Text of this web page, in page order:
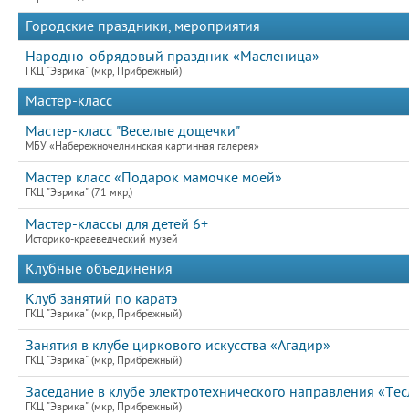
Городские праздники, мероприятия
Народно-обрядовый праздник «Масленица»
ГКЦ "Эврика" (мкр, Прибрежный)
Мастер-класс
Мастер-класс "Веселые дощечки"
МБУ «Набережночелнинская картинная галерея»
Мастер класс «Подарок мамочке моей»
ГКЦ "Эврика" (71 мкр,)
Мастер-классы для детей 6+
Историко-краеведческий музей
Клубные объединения
Клуб занятий по каратэ
ГКЦ "Эврика" (мкр, Прибрежный)
Занятия в клубе циркового искусства «Агадир»
ГКЦ "Эврика" (мкр, Прибрежный)
Заседание в клубе электротехнического направления
ГКЦ "Эврика" (мкр, Прибрежный)